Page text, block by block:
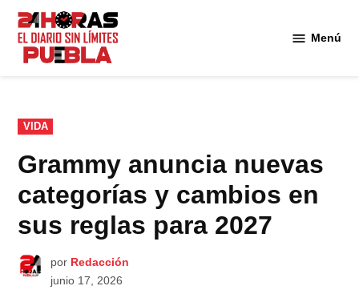
Saltar
contenido
Menú
PUBLICADO
EN
VIDA
Grammy anuncia nuevas
categorías y cambios en
sus reglas para 2027
por Redacción
junio 17, 2026